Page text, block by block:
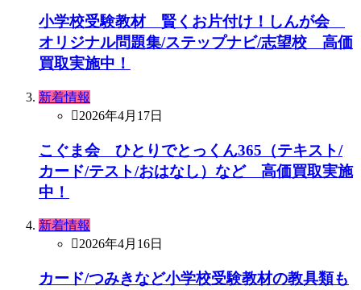
小学校受験教材 賢くお片付け！しんが会
オリジナル問題集/ステップナビ/志望校 高価
買取実施中！
新着情報
2026年4月17日
こぐま会 ひとりでとっくん365（テキスト/
カード/テスト/おはなし）など 高価買取実施
中！
新着情報
2026年4月16日
カード/つみきなど小学校受験教材の教具類も